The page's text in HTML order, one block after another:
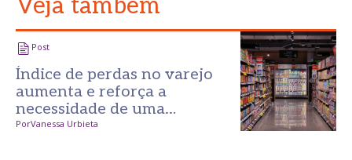
Veja também
Post
Índice de perdas no varejo
aumenta e reforça a
necessidade de uma
prevenção mais inteligente
PorVanessa Urbieta